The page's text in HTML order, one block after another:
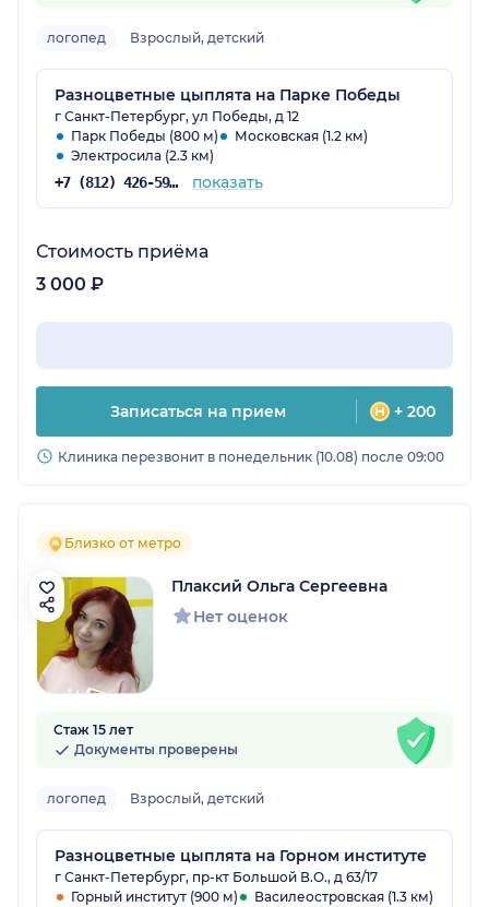
логопед Взрослый, детский
Разноцветные цыплята на Парке Победы
г Санкт-Петербург, ул Победы, д 12
Парк Победы (800 м)
Московская (1.2 км)
Электросила (2.3 км)
+7 (812) 426-59-34 показать
Стоимость приёма
3 000 ₽
Записаться на прием + 200
Клиника перезвонит в понедельник (10.08) после 09:00
Близко от метро
Плаксий Ольга Сергеевна
Нет оценок
Стаж 15 лет
Документы проверены
логопед Взрослый, детский
Разноцветные цыплята на Горном институте
г Санкт-Петербург, пр-кт Большой В.О., д 63/17
Горный институт (900 м)
Василеостровская (1.3 км)